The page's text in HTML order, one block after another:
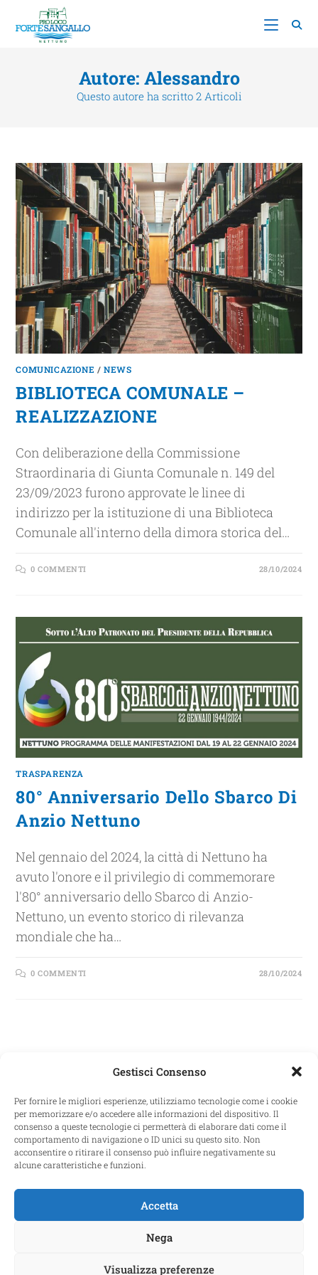
Gestisci Consenso
Per fornire le migliori esperienze, utilizziamo tecnologie come i cookie
per memorizzare e/o accedere alle informazioni del dispositivo. Il
consenso a queste tecnologie ci permetterà di elaborare dati come il
comportamento di navigazione o ID unici su questo sito. Non
acconsentire o ritirare il consenso può influire negativamente su
alcune caratteristiche e funzioni.
Accetta
Nega
Visualizza preferenze
Autore: Alessandro
Questo autore ha scritto 2 Articoli
COMUNICAZIONE /NEWS
BIBLIOTECA COMUNALE –
REALIZZAZIONE
Con deliberazione della Commissione
Straordinaria di Giunta Comunale n. 149 del
23/09/2023 furono approvate le linee di
indirizzo per la istituzione di una Biblioteca
Comunale all'interno della dimora storica del…
0 COMMENTI 28/10/2024
TRASPARENZA
80° Anniversario Dello Sbarco Di
Anzio Nettuno
Nel gennaio del 2024, la città di Nettuno ha
avuto l'onore e il privilegio di commemorare
l'80° anniversario dello Sbarco di Anzio-
Nettuno, un evento storico di rilevanza
mondiale che ha…
0 COMMENTI 28/10/2024
Credits: Avatoo Srl
Dichiarazione sulla Privacy (UE)